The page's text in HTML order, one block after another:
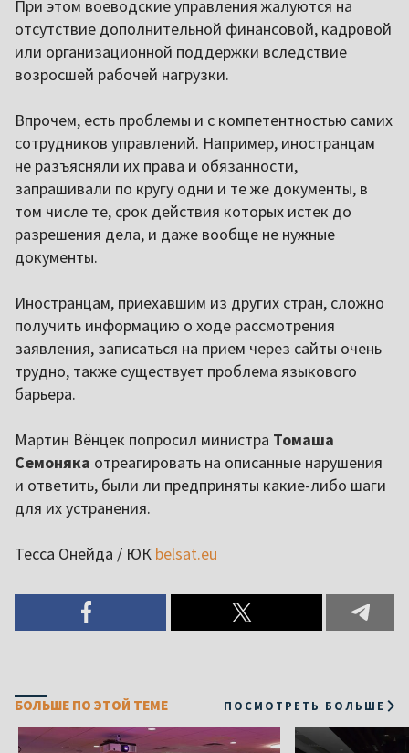
При этом воеводские управления жалуются на
отсутствие дополнительной финансовой, кадровой
или организационной поддержки вследствие
возросшей рабочей нагрузки.
Впрочем, есть проблемы и с компетентностью самих
сотрудников управлений. Например, иностранцам
не разъясняли их права и обязанности,
запрашивали по кругу одни и те же документы, в
том числе те, срок действия которых истек до
разрешения дела, и даже вообще не нужные
документы.
Иностранцам, приехавшим из других стран, сложно
получить информацию о ходе рассмотрения
заявления, записаться на прием через сайты очень
трудно, также существует проблема языкового
барьера.
Мартин Вёнцек попросил министра Томаша
Семоняка отреагировать на описанные нарушения
и ответить, были ли предприняты какие-либо шаги
для их устранения.
Тесса Онейда / ЮК belsat.eu
БОЛЬШЕ ПО ЭТОЙ ТЕМЕ ПОСМОТРЕТЬ БОЛЬШЕ